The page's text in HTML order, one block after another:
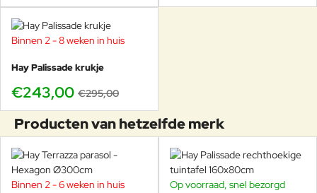
-18%
Binnen 2 - 8 weken in huis
Hay Palissade krukje
€243,00 €295,00
Producten van hetzelfde merk
-16%
Binnen 2 - 6 weken in huis -20%
Op voorraad, snel bezorgd